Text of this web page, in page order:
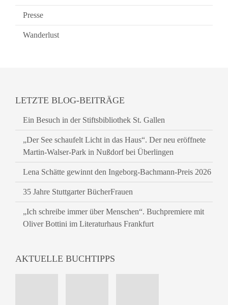
Presse
Wanderlust
LETZTE BLOG-BEITRÄGE
Ein Besuch in der Stiftsbibliothek St. Gallen
„Der See schaufelt Licht in das Haus“. Der neu eröffnete
Martin-Walser-Park in Nußdorf bei Überlingen
Lena Schätte gewinnt den Ingeborg-Bachmann-Preis 2026
35 Jahre Stuttgarter BücherFrauen
„Ich schreibe immer über Menschen“. Buchpremiere mit
Oliver Bottini im Literaturhaus Frankfurt
AKTUELLE BUCHTIPPS